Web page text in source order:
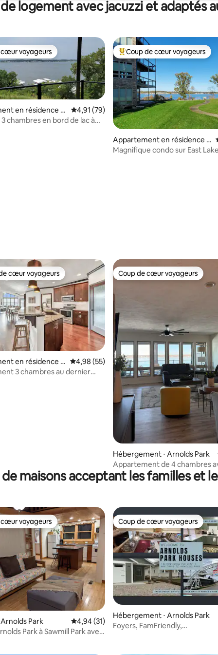
pour enfants et plus encore !
logement avec jacuzzi et adaptés
la base de 34 commentaires : 5 sur 5
voyageurs
voyageurs
en résidence ⋅
Évaluation moyenne sur la base de 79
4,91 (79)
chambres en bord de lac à
Coups de cœur voyageurs les
Coup de cœur voyageurs
Appartement en résidence ⋅
Arnolds Park
Magnifique condo sur East
base de 102 commentaires : 4,83 sur 5
cœur voyageurs les plus appréciés
cœur voyageurs
en résidence ⋅
Évaluation moyenne sur la base de 55
4,98 (55)
3 chambres au dernier
Coup de cœur voyageurs
Coup de cœur voyageurs
Hébergement ⋅ Arnolds Park
Appartement de 4 chambres
imprenable
maisons acceptant les familles et
la base de 6 commentaires : 4,83 sur 5
voyageurs
voyageurs
Park Évaluation moyenne sur la base de 31
4,94 (31)
Park à Sawmill Park avec
Coup de cœur voyageurs
Coup de cœur voyageurs
Hébergement ⋅ Arnolds Park
Foyers, FamFriendly,